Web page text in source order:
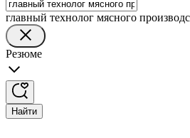
главный технолог мясного
Резюме
Найти